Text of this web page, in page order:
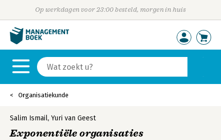
Op werkdagen voor 23:00 besteld, morgen in huis
Organisatiekunde
Salim Ismail,Yuri van Geest
Exponentiële organisaties